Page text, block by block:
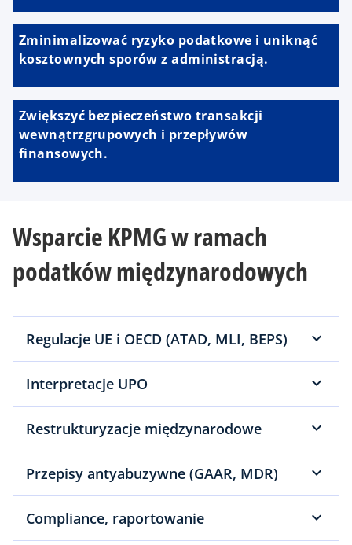
Zminimalizować ryzyko podatkowe i uniknąć
kosztownych sporów z administracją.
Zwiększyć bezpieczeństwo transakcji
wewnątrzgrupowych i przepływów
finansowych.
Wsparcie KPMG w ramach
podatków międzynarodowych
Regulacje UE i OECD (ATAD, MLI, BEPS)
Interpretacje UPO
Restrukturyzacje międzynarodowe
Przepisy antyabuzywne (GAAR, MDR)
Compliance, raportowanie